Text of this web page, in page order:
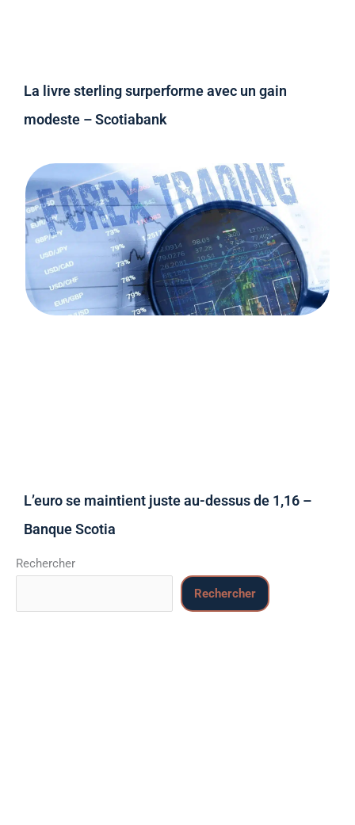
La livre sterling surperforme avec un gain
modeste – Scotiabank
L’euro se maintient juste au-dessus de 1,16 –
Banque Scotia
Rechercher
Rechercher